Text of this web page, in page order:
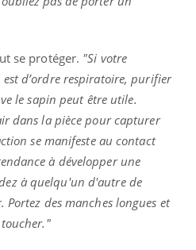
se protéger. "Si votre
d’ordre respiratoire, purifier
le sapin peut être utile.
dans la pièce pour capturer
se manifeste au contact
à développer une
à quelqu'un d'autre de
des manches longues et
toucher."